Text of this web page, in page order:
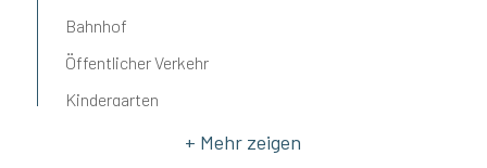
Bahnhof
Öffentlicher Verkehr
Kindergarten